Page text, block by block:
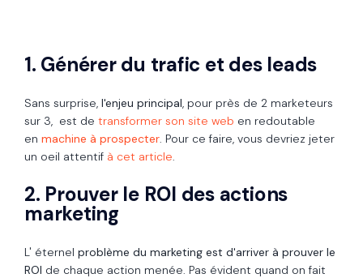
1. Générer du trafic et des leads
Sans surprise, l'enjeu principal, pour près de 2 marketeurs
sur 3, est de transformer son site web en redoutable
en machine à prospecter. Pour ce faire, vous devriez jeter
un oeil attentif à cet article.
2. Prouver le ROI des actions
marketing
L' éternel problème du marketing est d'arriver à prouver le
ROI de chaque action menée. Pas évident quand on fait